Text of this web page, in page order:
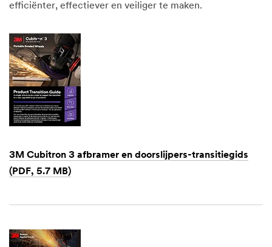
efficiënter, effectiever en veiliger te maken.
3M Cubitron 3 afbramer en doorslijpers-transitiegids
(PDF, 5.7 MB)
1,